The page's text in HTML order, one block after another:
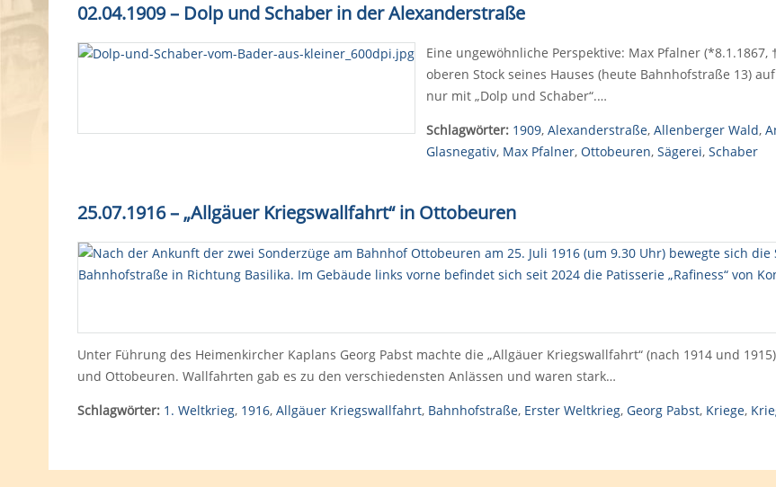
e
02.04.1909 – Dolp und Schaber in der Alexanderstraße
Eine ungewöhnliche Perspektive: Max Pfalner
oberen Stock seines Hauses (heute Bahnhofstraße 13)
nur mit „Dolp und Schaber“.…
Schlagwörter: 1909, Alexanderstraße, Allenberger Wald,
Glasnegativ, Max Pfalner, Ottobeuren, Sägerei, Schaber
25.07.1916 – „Allgäuer Kriegswallfahrt“ in Ottobeuren
Unter Führung des Heimenkircher Kaplans Georg Pabst machte die „Allgäuer Kriegswallfahrt“ (nach 1914 und
und Ottobeuren. Wallfahrten gab es zu den verschiedensten Anlässen und waren stark…
Schlagwörter: 1. Weltkrieg, 1916, Allgäuer Kriegswallfahrt, Bahnhofstraße, Erster Weltkrieg, Georg Pabst, Kriege,